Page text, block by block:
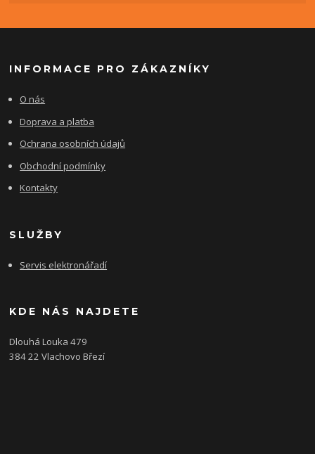
INFORMACE PRO ZÁKAZNÍKY
O nás
Doprava a platba
Ochrana osobních údajů
Obchodní podmínky
Kontakty
SLUŽBY
Servis elektronářadí
KDE NÁS NAJDETE
Dlouhá Louka 479
384 22 Vlachovo Březí